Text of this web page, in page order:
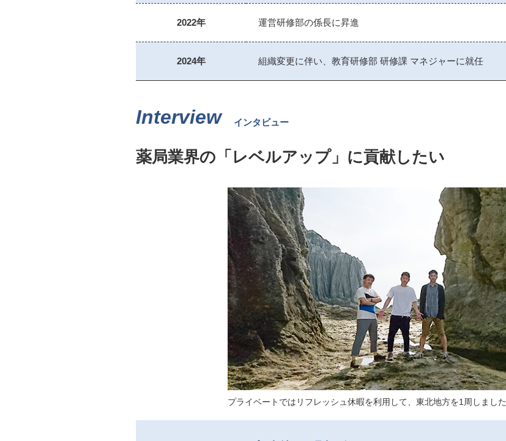
2022年 運営研修部の係長に昇進
2024年 組織変更に伴い、教育研修部 研修課 マネジャーに就任
Interview インタビュー
薬局業界の「レベルアップ」に貢献したい
プライベートではリフレッシュ休暇を利用して、東北地方を1周しました